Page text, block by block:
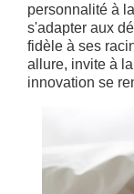
personnalité à
s'adapter aux
fidèle à ses
allure, invite à
innovation se